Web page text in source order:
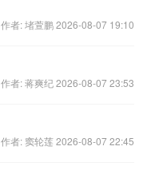
作者: 堵萱鹏 2026-08-07 19:10
作者: 蒋爽纪 2026-08-07 23:53
作者: 窦轮莲 2026-08-07 22:45